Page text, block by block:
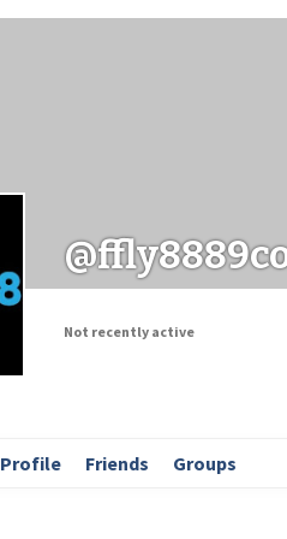
Заходи
Not recently active
Profile Friends Groups